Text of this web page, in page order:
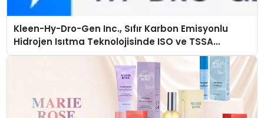
Kleen-Hy-Dro-Gen Inc., Sıfır Karbon Emisyonlu
Hidrojen Isıtma Teknolojisinde ISO ve TSSA
Düzenleyici Onaylarını Aldı